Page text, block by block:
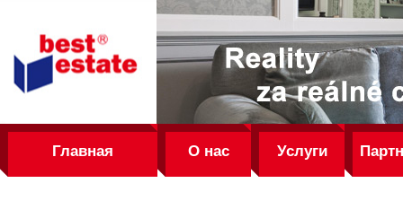
best
estate
Главная О нас Услуги